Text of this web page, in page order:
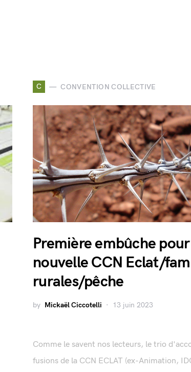
C CONVENTION COLLECTIVE
Première embûche
nouvelle CCN Eclat/
rurales/pêche
by Mickaël Ciccotelli 13 juin 2023
Comme le savent nos lecteurs, le trio
fusions de la CCN ECLAT (ex-Animation,